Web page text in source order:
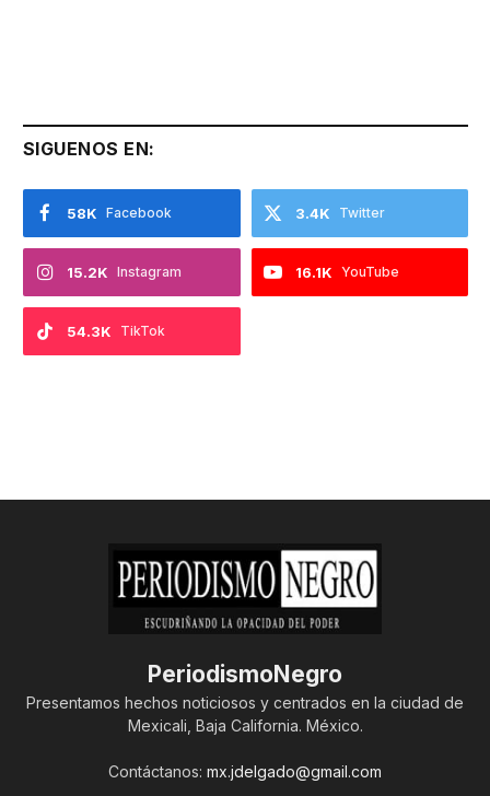
SIGUENOS EN:
Facebook
58K Twitter
3.4K
Instagram
15.2K YouTube
16.1K
TikTok
54.3K
PeriodismoNegro
Presentamos hechos noticiosos y centrados en la ciudad de
Mexicali, Baja California. México.
Contáctanos: mx.jdelgado@gmail.com